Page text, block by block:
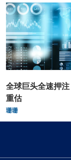
全球巨头全速押
重估
珊珊